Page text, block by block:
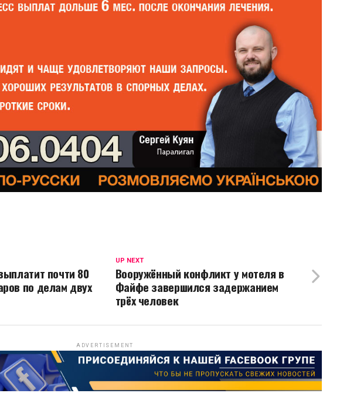
UP NEXT
Вооружённый конфликт у мотеля в
Файфе завершился задержанием
трёх человек
почти 80
по делам двух
ADVERTISEMENT